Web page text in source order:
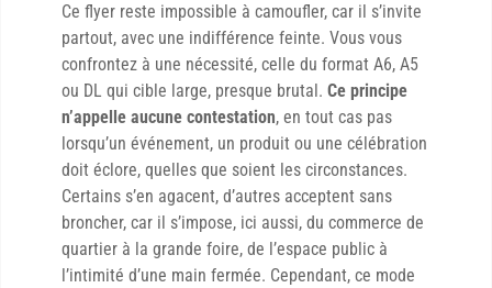
Ce flyer reste impossible à camoufler, car il s’invite
partout, avec une indifférence feinte. Vous vous
confrontez à une nécessité, celle du format A6, A5
ou DL qui cible large, presque brutal. Ce principe
n’appelle aucune contestation, en tout cas pas
lorsqu’un événement, un produit ou une célébration
doit éclore, quelles que soient les circonstances.
Certains s’en agacent, d’autres acceptent sans
broncher, car il s’impose, ici aussi, du commerce de
quartier à la grande foire, de l’espace public à
l’intimité d’une main fermée. Cependant, ce mode